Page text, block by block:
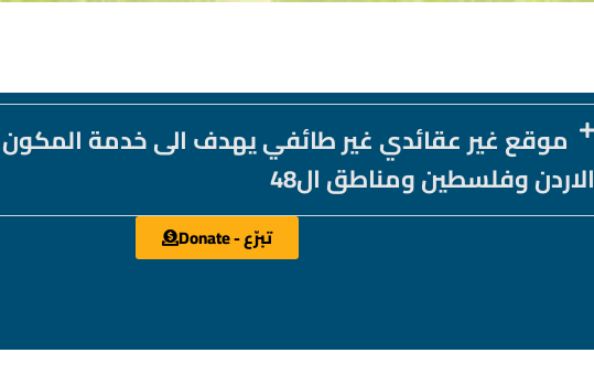
موقع غير عقائدي غير طائفي يهدف الى خدمة
الاردن وفلسطين ومناطق ال48
تبرّع - Donate